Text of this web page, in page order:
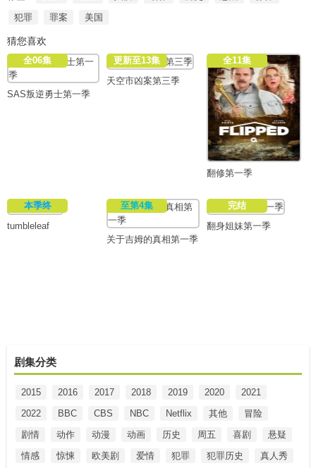
犯罪
罪案 美国
猜您喜欢
全06集
SAS叛逆勇士第一季
更新至13集
天空市凶案第三季
全11集
翻修第一季
本季终
tumbleleaf
至第4集
关于吉姆的真相第一季
完结
翻身姐妹第一季
剧集分类
2015 2016 2017 2018 2019 2020
2021
2022
BBC CBS NBC Netflix 其他
冒险
剧情
动作 动漫 动画 历史 周五 喜剧
悬疑
情感
惊悚 欧美剧 爱情 犯罪 犯罪历史
真人秀